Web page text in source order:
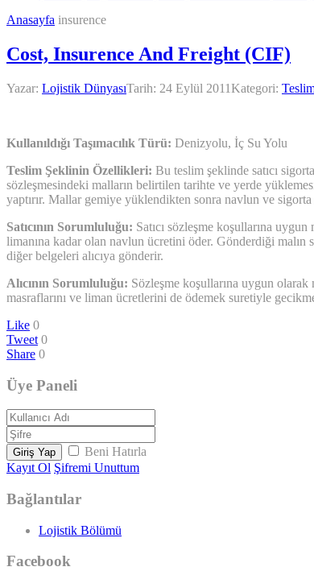
Anasayfa insurence
Cost, Insurence And Freight (CIF)
Yazar: Lojistik DünyasıTarih: 24 Eylül 2011Kategori:
Kullanıldığı Taşımacılık Türü: Denizyolu, İç Su Yolu
Teslim Şeklinin Özellikleri: Bu teslim şeklinde satıcı
sözleşmesindeki malların belirtilen tarihte ve yerde
yaptırır. Mallar gemiye yüklendikten sonra navlun ve sigorta
Satıcının Sorumluluğu: Satıcı sözleşme koşullarına
limanına kadar olan navlun ücretini öder. Gönderdiği malın
diğer belgeleri alıcıya gönderir.
Alıcının Sorumluluğu: Sözleşme koşullarına uygun
masraflarını ve liman ücretlerini de ödemek suretiyle
Like 0
Tweet 0
Share 0
Üye Paneli
Giriş Yap
Beni Hatırla
Kayıt Ol Şifremi Unuttum
Bağlantılar
Lojistik Bölümü
Facebook